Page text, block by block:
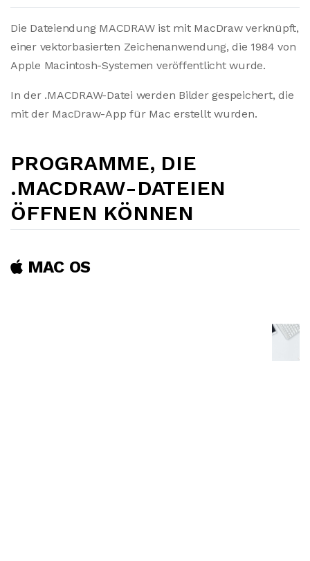
Die Dateiendung MACDRAW ist mit MacDraw verknüpft,
einer vektorbasierten Zeichenanwendung, die 1984 von
Apple Macintosh-Systemen veröffentlicht wurde.
In der .MACDRAW-Datei werden Bilder gespeichert, die
mit der MacDraw-App für Mac erstellt wurden.
PROGRAMME, DIE
.MACDRAW-DATEIEN
ÖFFNEN KÖNNEN
MAC OS